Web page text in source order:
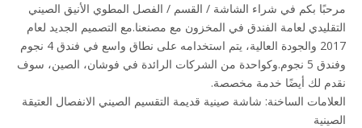
مرحبًا بكم في شراء الشاشة / القسم / الفصل المطوي الأنيق الصيني
التقليدي لعامة الفندق في المخزون مع مصنعنا.مع التصميم الجديد لعام
2017 والجودة العالية، يتم استخدامه على نطاق واسع في فندق 4 نجوم
وفندق 5 نجوم.وكواحدة من الشركات الرائدة في فوشان، الصين، سوف
نقدم لك أيضًا خدمة مخصصة.
العلامات الساخنة: شاشة صينية قديمة التقسيم الصيني الانفصال العتيقة
الصينية